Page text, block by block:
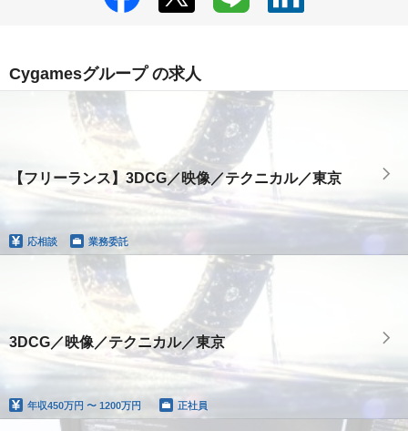
Cygamesグループ の求人
【フリーランス】3DCG／映像／テクニカル／東京
応相談 業務委託
3DCG／映像／テクニカル／東京
年収450万円 〜 1200万円 正社員